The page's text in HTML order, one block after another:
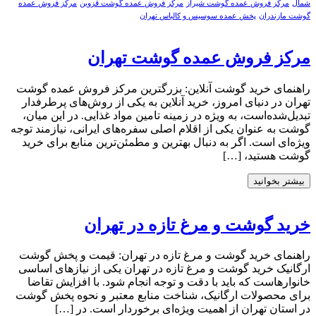
شمال مرکز فروش عمده گوشت شیراز مرکز فروش عمده گوشت قزوین مرکز فروش عمده
گوشت مازندران پخش عمده سوسیس و کالباس تهران
مرکز فروش عمده گوشت تهران
راهنمای خرید گوشت آنلاین: بزرگترین مرکز فروش عمده گوشت
تهران در دنیای امروز، خرید آنلاین به یکی از روش‌های پرطرفدار
تبدیل‌شده‌است، به ویژه در زمینه تامین مواد غذایی. در این میان،
گوشت به عنوان یکی از اقلام اصلی سفره‌های ایرانی، نیازمند توجه
ویژه‌ای است. اگر به دنبال بهترین و مطمئن‌ترین منابع برای خرید
گوشت هستید، […]
بیشتر بخوانید
خرید گوشت و مرغ تازه در تهران
راهنمای خرید گوشت و مرغ تازه در تهران: قیمت و پخش گوشت
ارگانیک خرید گوشت و مرغ تازه در تهران یکی از نیازهای اساسی
خانوارهاست که باید با دقت و توجه انجام شود. با افزایش تقاضا
برای محصولات ارگانیک، شناخت منابع معتبر و نحوه پخش گوشت
در استان تهران از اهمیت ویژه‌ای برخوردار است. در […]